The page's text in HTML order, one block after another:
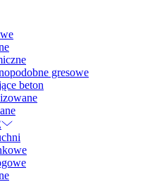
gresowe
beton